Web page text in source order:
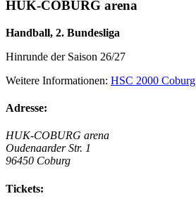
HUK-COBURG arena
Handball, 2. Bundesliga
Hinrunde der Saison 26/27
Weitere Informationen: HSC 2000 Coburg
Adresse:
HUK-COBURG arena
Oudenaarder Str. 1
96450 Coburg
Tickets: